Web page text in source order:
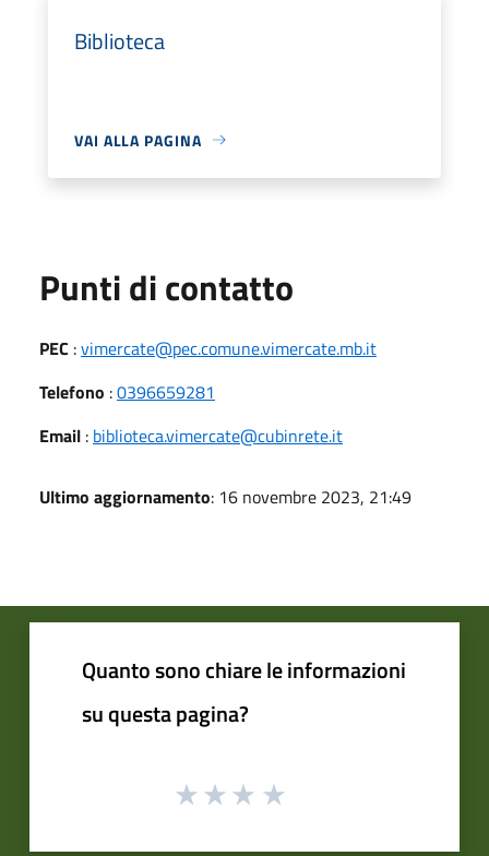
Biblioteca
VAI ALLA PAGINA
Punti di contatto
PEC :vimercate@pec.comune.vimercate.mb.it
Telefono :0396659281
Email : biblioteca.vimercate@cubinrete.it
Ultimo aggiornamento: 16 novembre 2023, 21:49
Quanto sono chiare le informazioni
su questa pagina?